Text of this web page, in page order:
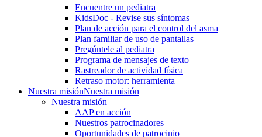
Encuentre un pediatra
KidsDoc - Revise sus síntomas
Plan de acción para el control del asma
Plan familiar de uso de pantallas
Pregúntele al pediatra
Programa de mensajes de texto
Rastre​​ador de activida​d física
Retraso motor: herramienta
Nuestra misiónNuestra misión
Nuestra misión
AAP en acción
Nuestros patrocinadores
Oportunidades de patrocinio